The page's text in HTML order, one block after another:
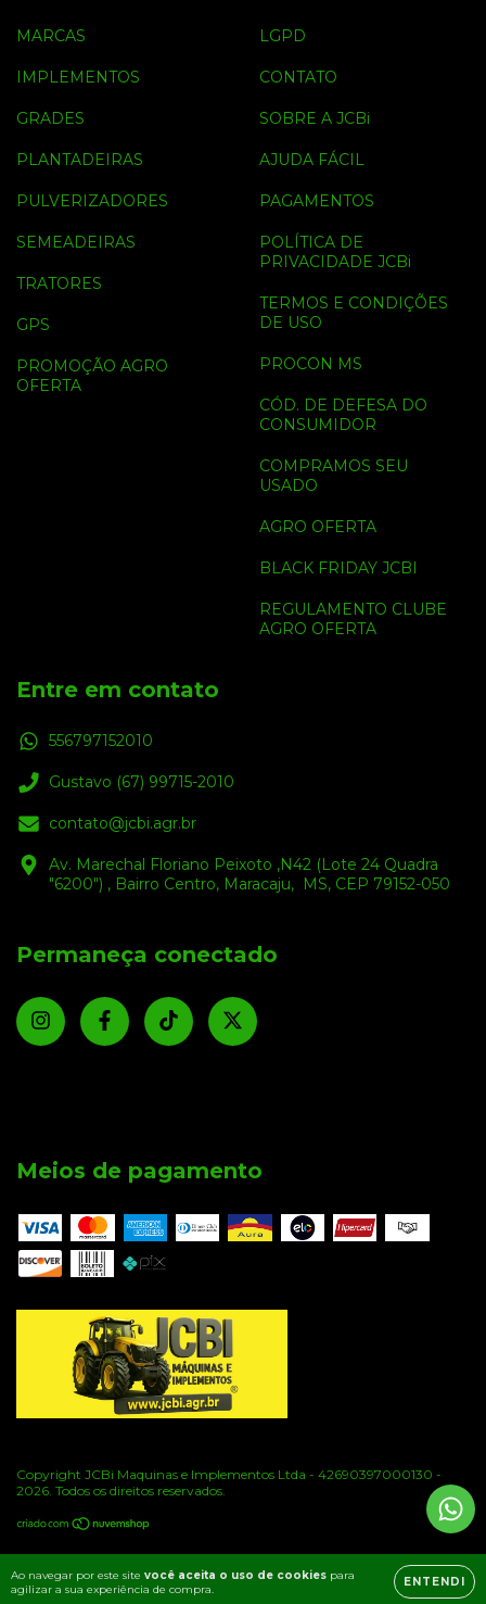
Ao navegar por este site você aceita o uso de cookies para
agilizar a sua experiência de compra.
ENTENDI
MARCAS
IMPLEMENTOS
GRADES
PLANTADEIRAS
PULVERIZADORES
SEMEADEIRAS
TRATORES
GPS
PROMOÇÃO AGRO
OFERTA
LGPD
CONTATO
SOBRE A JCBi
AJUDA FÁCIL
PAGAMENTOS
POLÍTICA DE
PRIVACIDADE JCBi
TERMOS E CONDIÇÕES
DE USO
PROCON MS
CÓD. DE DEFESA DO
CONSUMIDOR
COMPRAMOS SEU
USADO
AGRO OFERTA
BLACK FRIDAY JCBI
REGULAMENTO CLUBE
AGRO OFERTA
Entre em contato
556797152010
Gustavo (67) 99715-2010
contato@jcbi.agr.br
Av. Marechal Floriano Peixoto ,N42 (Lote 24 Quadra
"6200") , Bairro Centro, Maracaju, MS, CEP 79152-050
Permaneça conectado
Meios de pagamento
Copyright JCBi Maquinas e Implementos Ltda - 42690397000130 -
2026. Todos os direitos reservados.